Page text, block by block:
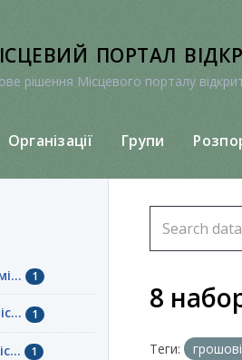
портал
рішення Місцевого порталу
Організації Групи
1
1
1
8
Теги: